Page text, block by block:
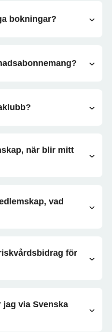
bokningar?
när blir mitt
vad
för
via Svenska